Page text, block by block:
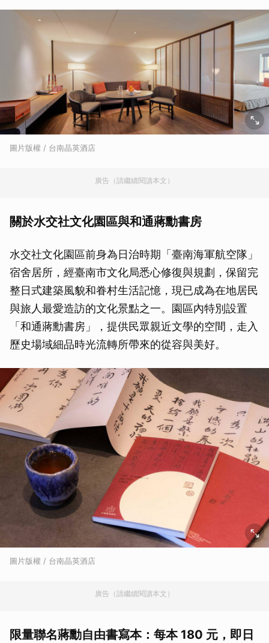
圖片版權 / 台南晶英酒店
廣告（請繼續閱讀本文）
關於水交社文化園區與和通蔣勳書房
水交社文化園區前身為日治時期「臺南海軍航空隊」
宿舍居所，經臺南市文化局悉心修復與規劃，保留完
整日式建築風貌和眷村生活記憶，現已成為在地居民
與旅人最愛造訪的文化景點之一。園區內特別設置
「和通蔣勳書房」，提供民眾親近文學的空間，走入
歷史場域細品時光流轉所帶來的從容與美好。
圖片版權 / 台南晶英酒店
廣告（請繼續閱讀本文）
限量聯名蔣勳自由書寫本：每本 180 元，即日